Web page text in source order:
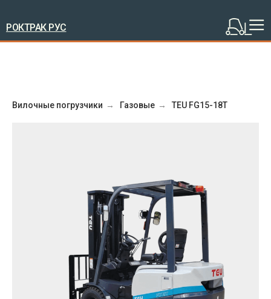
РОКТРАК РУС
Вилочные погрузчики → Газовые → TEU FG15-18T